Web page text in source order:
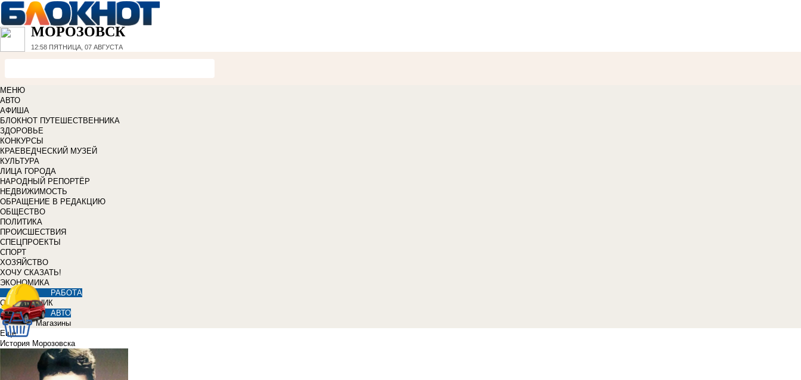
МОРОЗОВСК
12:58 ПЯТНИЦА, 07 АВГУСТА
МЕНЮ
АВТО
АФИША
БЛОКНОТ ПУТЕШЕСТВЕННИКА
ЗДОРОВЬЕ
КОНКУРСЫ
КРАЕВЕДЧЕСКИЙ МУЗЕЙ
КУЛЬТУРА
ЛИЦА ГОРОДА
НАРОДНЫЙ РЕПОРТЁР
НЕДВИЖИМОСТЬ
ОБРАЩЕНИЕ В РЕДАКЦИЮ
ОБЩЕСТВО
ПОЛИТИКА
ПРОИСШЕСТВИЯ
СПЕЦПРОЕКТЫ
СПОРТ
ХОЗЯЙСТВО
ХОЧУ СКАЗАТЬ!
ЭКОНОМИКА
РАБОТА
СПРАВОЧНИК
АВТО
Магазины
Еще
История Морозовска